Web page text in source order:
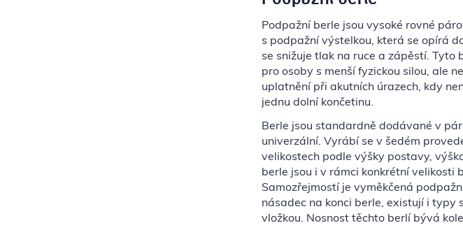
Podpažní berle jsou vysoké rovné
s podpažní výstelkou, která se opírá
se snižuje tlak na ruce a zápěstí. Tyto
pro osoby s menší fyzickou silou, ale
uplatnění při akutních úrazech, kdy
jednu dolní končetinu.
Berle jsou standardně dodávané v
univerzální. Vyrábí se v šedém
velikostech podle výšky postavy,
berle jsou i v rámci konkrétní velikosti
Samozřejmostí je vyměkčená
násadec na konci berle, existují i typy
vložkou. Nosnost těchto berlí bývá